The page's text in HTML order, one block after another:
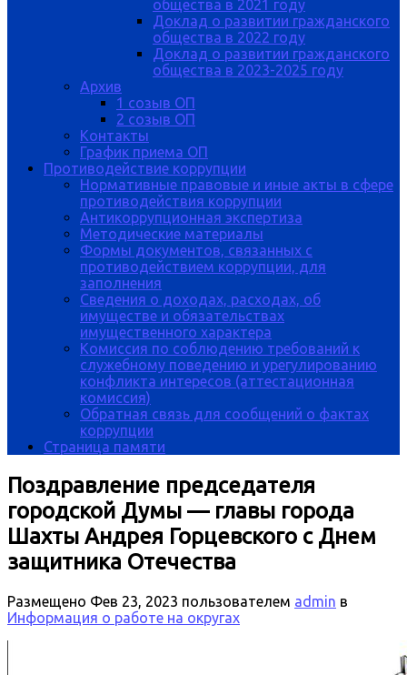
общества в 2021 году
Доклад о развитии гражданского
общества в 2022 году
Доклад о развитии гражданского
общества в 2023-2025 году
Архив
1 созыв ОП
2 созыв ОП
Контакты
График приема ОП
Противодействие коррупции
Нормативные правовые и иные акты в сфере
противодействия коррупции
Антикоррупционная экспертиза
Методические материалы
Формы документов, связанных с
противодействием коррупции, для
заполнения
Сведения о доходах, расходах, об
имуществе и обязательствах
имущественного характера
Комиссия по соблюдению требований к
служебному поведению и урегулированию
конфликта интересов (аттестационная
комиссия)
Обратная связь для сообщений о фактах
коррупции
Страница памяти
Поздравление председателя
городской Думы — главы города
Шахты Андрея Горцевского с Днем
защитника Отечества
Размещено Фев 23, 2023 пользователем admin в
Информация о работе на округах